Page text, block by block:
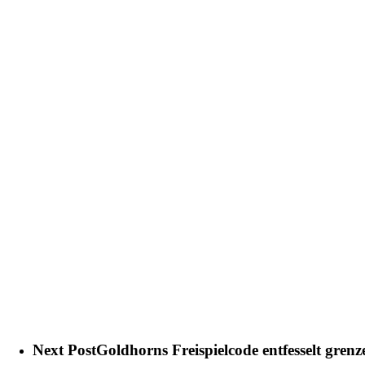
Next PostGoldhorns Freispielcode entfesselt